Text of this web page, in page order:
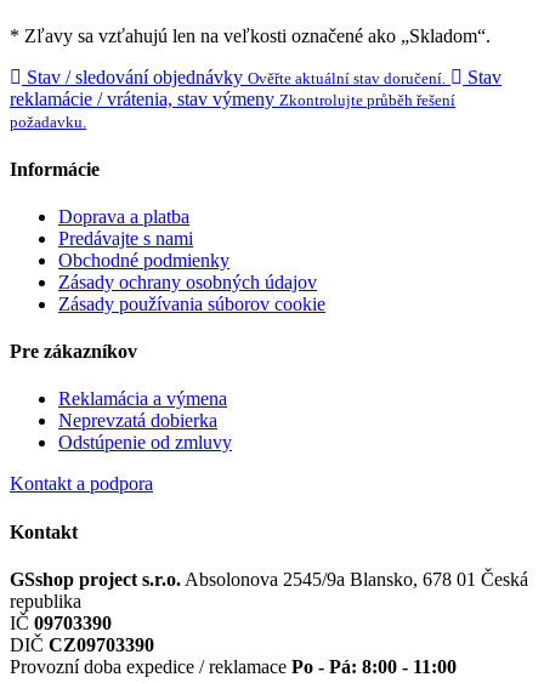
* Zľavy sa vzťahujú len na veľkosti označené ako „Skladom“.
Stav / sledování objednávky Ověřte aktuální stav doručení.
Stav
reklamácie / vrátenia, stav výmeny Zkontrolujte průběh řešení
požadavku.
Informácie
Doprava a platba
Predávajte s nami
Obchodné podmienky
Zásady ochrany osobných údajov
Zásady používania súborov cookie
Pre zákazníkov
Reklamácia a výmena
Neprevzatá dobierka
Odstúpenie od zmluvy
Kontakt a podpora
Kontakt
GSshop project s.r.o. Absolonova 2545/9a Blansko, 678 01 Česká
republika
IČ 09703390
DIČ CZ09703390
Provozní doba expedice / reklamace Po - Pá: 8:00 - 11:00